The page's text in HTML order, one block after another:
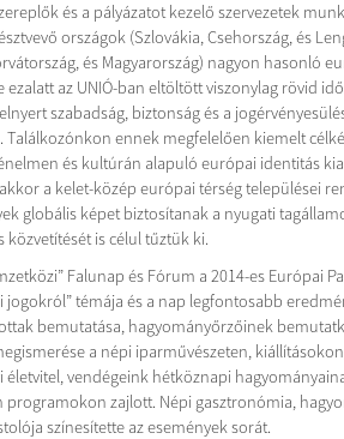
és a pályázatot kezelő szervezetek
országok (Szlovákia, Csehország, és
és Magyarország) nagyon hasonló
ezalatt az UNIÓ-ban eltöltött viszonylag rövid
szabadság, biztonság és a
Találkozónkon ennek megfelelően kiemelt
és kultúrán alapuló európai identitás
a kelet-közép európai térség települései
globális képet biztosítanak a nyugati
közvetítését is célul tűztük ki.
Falunap és Fórum a 2014-es Európai
jogokról” témája és a nap legfontosabb
bemutatása, hagyományőrzőinek
a népi iparművészeten,
életvitel, vendégeink hétköznapi
programokon zajlott. Népi gasztronómia,
színesítette az események sorát.